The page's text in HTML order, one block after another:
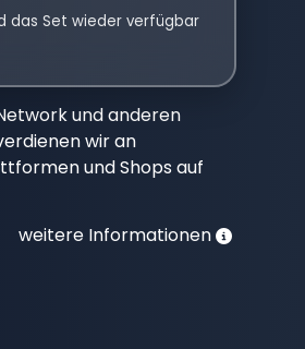
das Set wieder verfügbar
und anderen
wir an
und Shops auf
weitere Informationen